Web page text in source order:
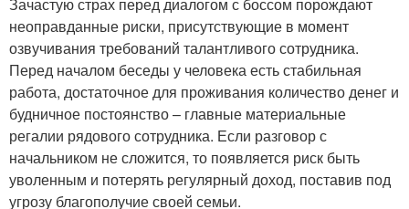
неоправданные риски, присутствующие в момент
озвучивания требований талантливого сотрудника.
Перед началом беседы у человека есть стабильная
работа, достаточное для проживания количество денег и
будничное постоянство – главные материальные
регалии рядового сотрудника. Если разговор с
начальником не сложится, то появляется риск быть
уволенным и потерять регулярный доход, поставив под
угрозу благополучие своей семьи.